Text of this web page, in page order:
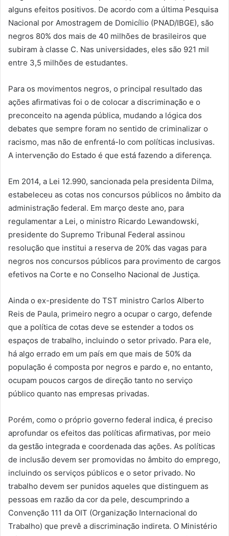
alguns efeitos positivos. De acordo com a última Pesquisa
Nacional por Amostragem de Domicílio (PNAD/IBGE), são
negros 80% dos mais de 40 milhões de brasileiros que
subiram à classe C. Nas universidades, eles são 921 mil
entre 3,5 milhões de estudantes.
Para os movimentos negros, o principal resultado das
ações afirmativas foi o de colocar a discriminação e o
preconceito na agenda pública, mudando a lógica dos
debates que sempre foram no sentido de criminalizar o
racismo, mas não de enfrentá-lo com políticas inclusivas.
A intervenção do Estado é que está fazendo a diferença.
Em 2014, a Lei 12.990, sancionada pela presidenta Dilma,
estabeleceu as cotas nos concursos públicos no âmbito da
administração federal. Em março deste ano, para
regulamentar a Lei, o ministro Ricardo Lewandowski,
presidente do Supremo Tribunal Federal assinou
resolução que institui a reserva de 20% das vagas para
negros nos concursos públicos para provimento de cargos
efetivos na Corte e no Conselho Nacional de Justiça.
Ainda o ex-presidente do TST ministro Carlos Alberto
Reis de Paula, primeiro negro a ocupar o cargo, defende
que a política de cotas deve se estender a todos os
espaços de trabalho, incluindo o setor privado. Para ele,
há algo errado em um país em que mais de 50% da
população é composta por negros e pardo e, no entanto,
ocupam poucos cargos de direção tanto no serviço
público quanto nas empresas privadas.
Porém, como o próprio governo federal indica, é preciso
aprofundar os efeitos das políticas afirmativas, por meio
da gestão integrada e coordenada das ações. As políticas
de inclusão devem ser promovidas no âmbito do emprego,
incluindo os serviços públicos e o setor privado. No
trabalho devem ser punidos aqueles que distinguem as
pessoas em razão da cor da pele, descumprindo a
Convenção 111 da OIT (Organização Internacional do
Trabalho) que prevê a discriminação indireta. O Ministério